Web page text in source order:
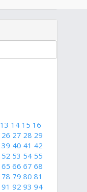
13 14 15 16
26 27 28 29
39 40 41 42
52 53 54 55
65 66 67 68
78 79 80 81
91 92 93 94